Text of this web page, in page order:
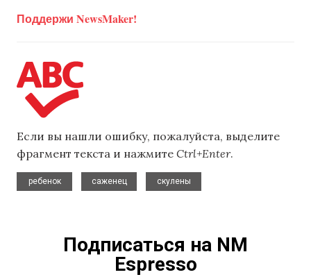
Поддержи NewsMaker!
Если вы нашли ошибку, пожалуйста, выделите
фрагмент текста и нажмите Ctrl+Enter.
ребенок
саженец
скулены
Подписаться на NM
Espresso